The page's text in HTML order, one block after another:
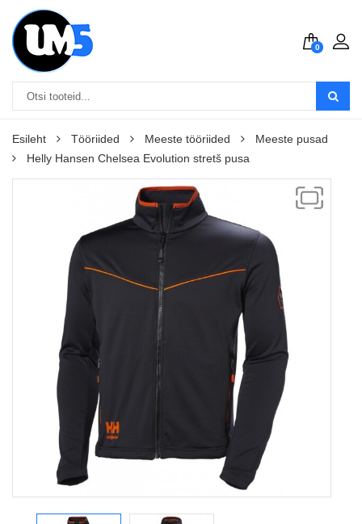
0
Esileht Tööriided Meeste tööriided
Meeste pusad
Helly Hansen Chelsea Evolution stretš pusa